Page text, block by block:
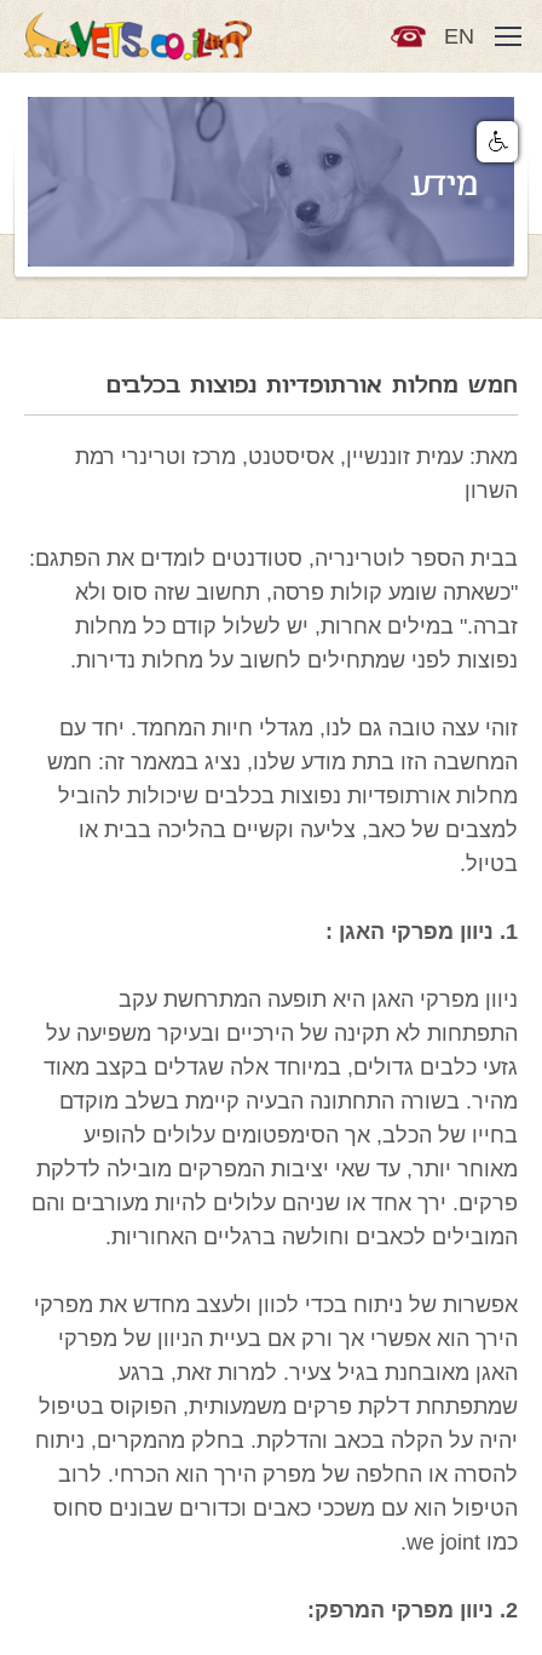
EN
מידע
חמש מחלות אורתופדיות נפוצות בכלבים
מאת: עמית זוננשיין, אסיסטנט, מרכז וטרינרי רמת
השרון
בבית הספר לוטרינריה, סטודנטים לומדים את הפתגם:
"כשאתה שומע קולות פרסה, תחשוב שזה סוס ולא
זברה." במילים אחרות, יש לשלול קודם כל מחלות
נפוצות לפני שמתחילים לחשוב על מחלות נדירות.
זוהי עצה טובה גם לנו, מגדלי חיות המחמד. יחד עם
המחשבה הזו בתת מודע שלנו, נציג במאמר זה: חמש
מחלות אורתופדיות נפוצות בכלבים שיכולות להוביל
למצבים של כאב, צליעה וקשיים בהליכה בבית או
בטיול.
1. ניוון מפרקי האגן :
ניוון מפרקי האגן היא תופעה המתרחשת עקב
התפתחות לא תקינה של הירכיים ובעיקר משפיעה על
גזעי כלבים גדולים, במיוחד אלה שגדלים בקצב מאוד
מהיר. בשורה התחתונה הבעיה קיימת בשלב מוקדם
בחייו של הכלב, אך הסימפטומים עלולים להופיע
מאוחר יותר, עד שאי יציבות המפרקים מובילה לדלקת
פרקים. ירך אחד או שניהם עלולים להיות מעורבים והם
המובילים לכאבים וחולשה ברגליים האחוריות.
אפשרות של ניתוח בכדי לכוון ולעצב מחדש את מפרקי
הירך הוא אפשרי אך ורק אם בעיית הניוון של מפרקי
האגן מאובחנת בגיל צעיר. למרות זאת, ברגע
שמתפתחת דלקת פרקים משמעותית, הפוקוס בטיפול
יהיה על הקלה בכאב והדלקת. בחלק מהמקרים, ניתוח
להסרה או החלפה של מפרק הירך הוא הכרחי. לרוב
הטיפול הוא עם משככי כאבים וכדורים שבונים סחוס
כמו we joint.
2. ניוון מפרקי המרפק: